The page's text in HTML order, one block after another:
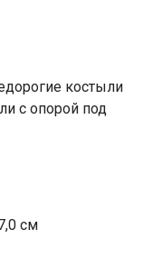
костыли
с опорой под
см
вы